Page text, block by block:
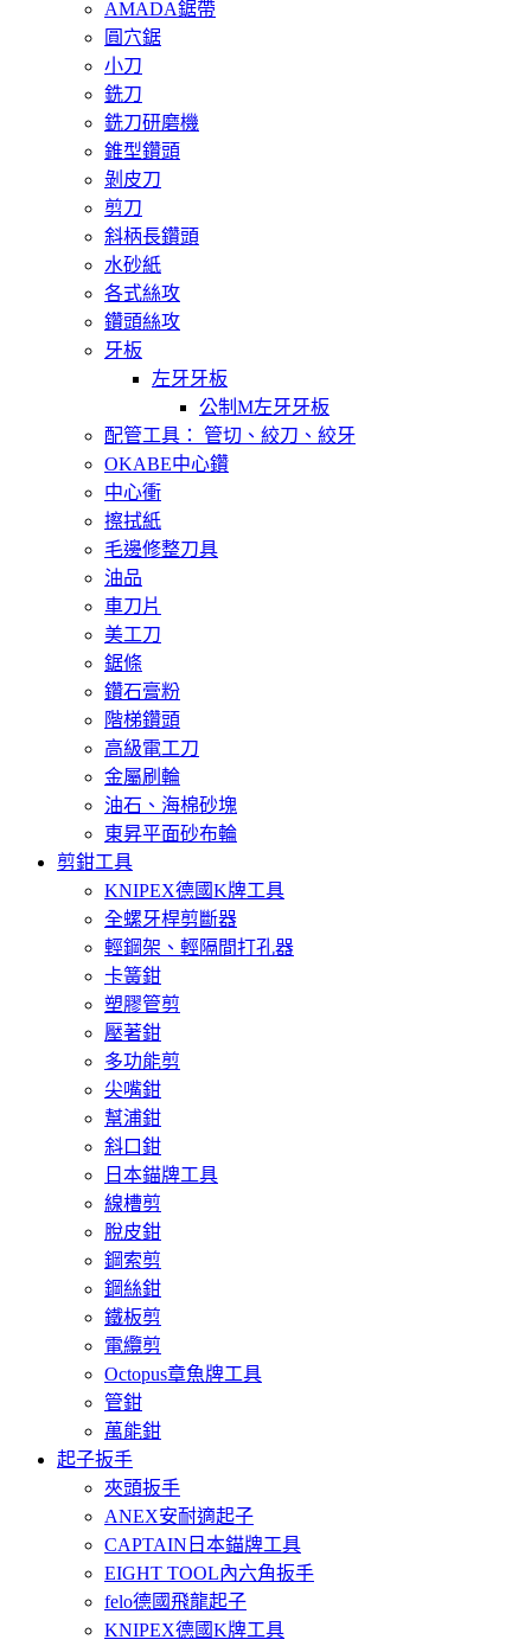
AMADA鋸帶
圓穴鋸
小刀
銑刀
銑刀研磨機
錐型鑽頭
剝皮刀
剪刀
斜柄長鑽頭
水砂紙
各式絲攻
鑽頭絲攻
牙板
左牙牙板
公制M左牙牙板
配管工具： 管切、絞刀、絞牙
OKABE中心鑽
中心衝
擦拭紙
毛邊修整刀具
油品
車刀片
美工刀
鋸條
鑽石膏粉
階梯鑽頭
高級電工刀
金屬刷輪
油石、海棉砂塊
東昇平面砂布輪
剪鉗工具
KNIPEX德國K牌工具
全螺牙桿剪斷器
輕鋼架、輕隔間打孔器
卡簧鉗
塑膠管剪
壓著鉗
多功能剪
尖嘴鉗
幫浦鉗
斜口鉗
日本錨牌工具
線槽剪
脫皮鉗
鋼索剪
鋼絲鉗
鐵板剪
電纜剪
Octopus章魚牌工具
管鉗
萬能鉗
起子扳手
夾頭扳手
ANEX安耐適起子
CAPTAIN日本錨牌工具
EIGHT TOOL內六角扳手
felo德國飛龍起子
KNIPEX德國K牌工具